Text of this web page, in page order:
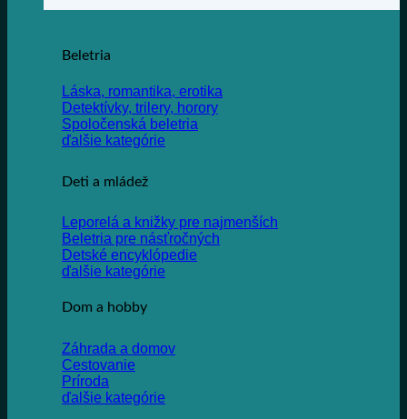
Beletria
Láska, romantika, erotika
Detektívky, trilery, horory
Spoločenská beletria
ďalšie kategórie
Deti a mládež
Leporelá a knižky pre najmenších
Beletria pre násťročných
Detské encyklópedie
ďalšie kategórie
Dom a hobby
Záhrada a domov
Cestovanie
Príroda
ďalšie kategórie